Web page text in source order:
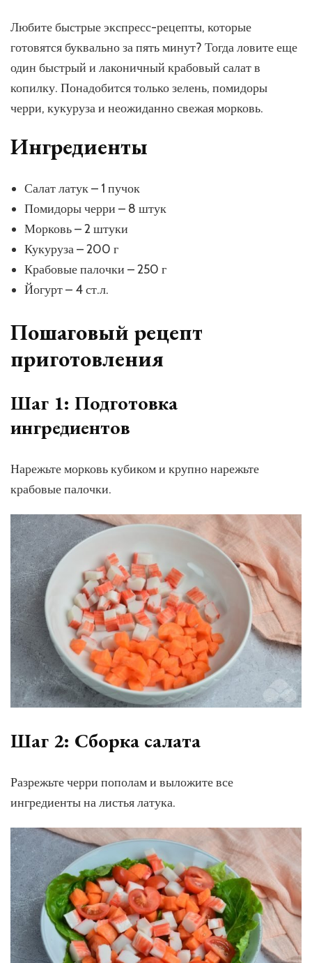
Любите быстрые экспресс-рецепты, которые
готовятся буквально за пять минут? Тогда ловите еще
один быстрый и лаконичный крабовый салат в
копилку. Понадобится только зелень, помидоры
черри, кукуруза и неожиданно свежая морковь.
Ингредиенты
Салат латук – 1 пучок
Помидоры черри – 8 штук
Морковь – 2 штуки
Кукуруза – 200 г
Крабовые палочки – 250 г
Йогурт – 4 ст.л.
Пошаговый рецепт
приготовления
Шаг 1: Подготовка
ингредиентов
Нарежьте морковь кубиком и крупно нарежьте
крабовые палочки.
Шаг 2: Сборка салата
Разрежьте черри пополам и выложите все
ингредиенты на листья латука.